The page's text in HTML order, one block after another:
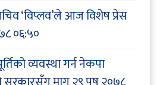
‘विप्लव’ले आज विशेष प्रेस
०६:५०
व्यवस्था गर्न नेकपा